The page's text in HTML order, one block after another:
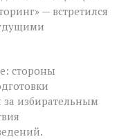
— встретился
стороны
за избирательным